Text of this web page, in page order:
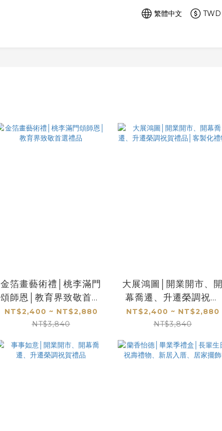
繁體中文 TWD
金箔畫藝術禮│桃李滿門
頌師恩│教育界致敬首選
禮品
NT$2,400 ~ NT$2,880
NT$3,840
大展鴻圖│開業開市、開
幕喬遷、升遷榮調祝賀
禮品│客製化禮物
NT$2,400 ~ NT$2,880
NT$3,840